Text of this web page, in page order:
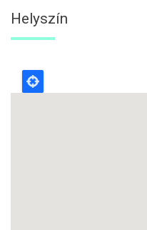
Helyszín